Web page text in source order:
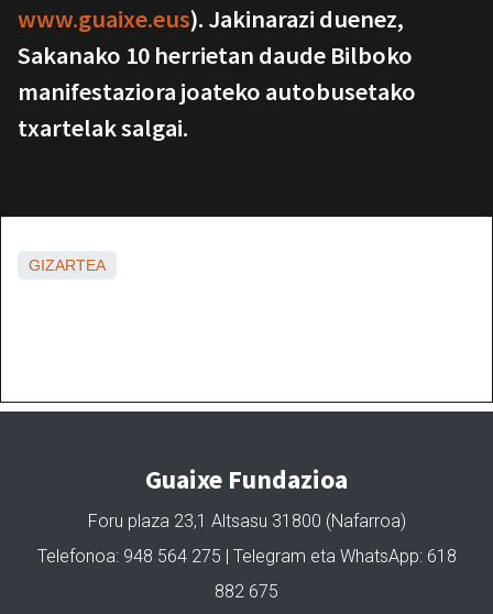
www.guaixe.eus). Jakinarazi duenez,
Sakanako 10 herrietan daude Bilboko
manifestaziora joateko autobusetako
txartelak salgai.
GIZARTEA
Guaixe Fundazioa
Foru plaza 23,1 Altsasu 31800 (Nafarroa)
Telefonoa: 948 564 275 | Telegram eta WhatsApp: 618
882 675